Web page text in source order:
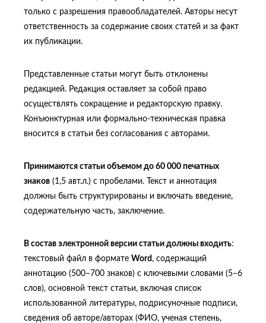
только с разрешения правообладателей. Авторы несут
ответственность за содержание своих статей и за факт
их публикации.
Представленные статьи могут быть отклонены
редакцией. Редакция оставляет за собой право
осуществлять сокращение и редакторскую правку.
Конъюнктурная или формально-техническая правка
вносится в статьи без согласования с авторами.
Принимаются статьи объемом до 60 000 печатных
знаков (1,5 авт.л.) с пробелами. Текст и аннотация
должны быть структурированы и включать введение,
содержательную часть, заключение.
В состав электронной версии статьи должны входить:
текстовый файл в формате Word, содержащий
аннотацию (500–700 знаков) с ключевыми словами (5–6
слов), основной текст статьи, включая список
использованной литературы, подрисуночные подписи,
сведения об авторе/авторах (ФИО, ученая степень,